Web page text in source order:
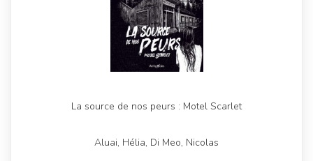
La source de nos peurs : Motel Scarlet
Aluai, Hélia, Di Meo, Nicolas